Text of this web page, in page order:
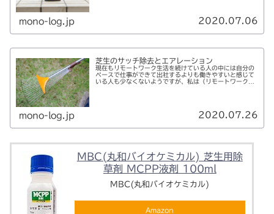
mono-log.jp 2020.07.06
芝生のサッチ除去とエアレーション
現在もリモートワーク生活を続けている人の中には自分の
ペースで仕事ができて出社するよりも働きやすいと感じて
いる人も少なくないようですが、私は（リモートワークだ
mono-log.jp 2020.07.26
MBC(丸和バイオケミカル) 芝生用除
草剤 MCPP液剤 100ml
MBC(丸和バイオケミカル)
Amazon